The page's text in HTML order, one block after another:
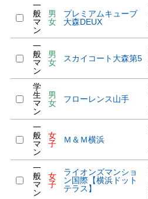
一
般
マ
ン
男
女
プレミアムキューブ
大森DEUX
一
般
マ
ン
男
女
スカイコート大森第5
学
生
マ
ン
男
女
フローレンス山手
一
般
マ
ン
女
子
Ｍ＆Ｍ横浜
一
般
マ
ン
女
子
ライオンズマンショ
ン国際【横浜ドット
テラス】